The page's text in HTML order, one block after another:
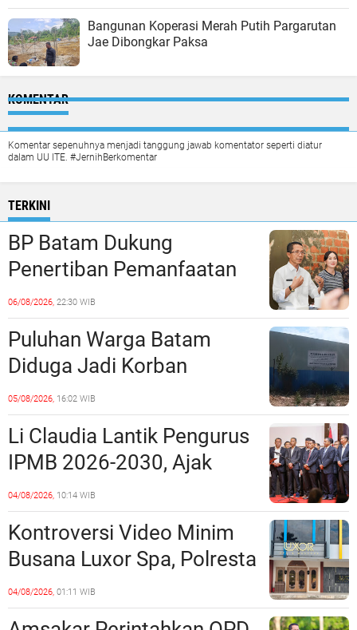
Bangunan Koperasi Merah Putih Pargarutan
Jae Dibongkar Paksa
KOMENTAR
Komentar sepenuhnya menjadi tanggung jawab komentator seperti diatur
dalam UU ITE. #JernihBerkomentar
TERKINI
BP Batam Dukung
Penertiban Pemanfaatan
Ruang Laut Sesuai
Ketentuan Peraturan
Perundang-undangan
06/08/2026, 22:30 WIB
Puluhan Warga Batam
Diduga Jadi Korban
Penipuan Kavling Hingga
Miliaran Rupiah, Laporan ke
Polda Kepri Jalan di
Tempat?
05/08/2026, 16:02 WIB
Li Claudia Lantik Pengurus
IPMB 2026-2030, Ajak
Perkuat Kerukunan dan
Sinergi dengan Pemko
Batam
04/08/2026, 10:14 WIB
Kontroversi Video Minim
Busana Luxor Spa, Polresta
Barelang Usut Tuntas
Unsur Pelanggaran Hukum
04/08/2026, 01:11 WIB